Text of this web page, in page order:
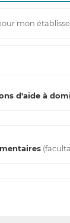
mon
d'aide à